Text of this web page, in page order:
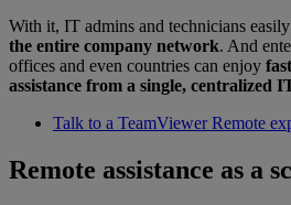
With it, IT admins and technicians easily
the entire company network. And
offices and even countries can enjoy
assistance from a single, centralized
Talk to a TeamViewer Remote
Remote assistance as a